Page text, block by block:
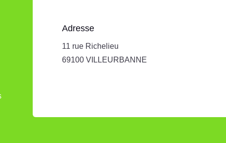
Adresse
11 rue Richelieu
69100 VILLEURBANNE